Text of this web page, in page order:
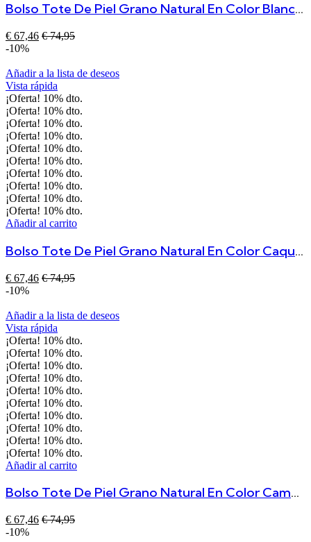
Bolso Tote De Piel Grano Natural En Color Blanco – Asa De Mano Y Correa Ajustable
€ 67,46 €74,95
-10%
Añadir a la lista de deseos
Vista rápida
¡Oferta! 10% dto.
¡Oferta! 10% dto.
¡Oferta! 10% dto.
¡Oferta! 10% dto.
¡Oferta! 10% dto.
¡Oferta! 10% dto.
¡Oferta! 10% dto.
¡Oferta! 10% dto.
¡Oferta! 10% dto.
¡Oferta! 10% dto.
Añadir al carrito
Bolso Tote De Piel Grano Natural En Color Caqui – Asa De Mano Y Correa Ajustable
€ 67,46 €74,95
-10%
Añadir a la lista de deseos
Vista rápida
¡Oferta! 10% dto.
¡Oferta! 10% dto.
¡Oferta! 10% dto.
¡Oferta! 10% dto.
¡Oferta! 10% dto.
¡Oferta! 10% dto.
¡Oferta! 10% dto.
¡Oferta! 10% dto.
¡Oferta! 10% dto.
¡Oferta! 10% dto.
Añadir al carrito
Bolso Tote De Piel Grano Natural En Color Camel – Asa De Mano Y Correa Ajustable
€ 67,46 €74,95
-10%